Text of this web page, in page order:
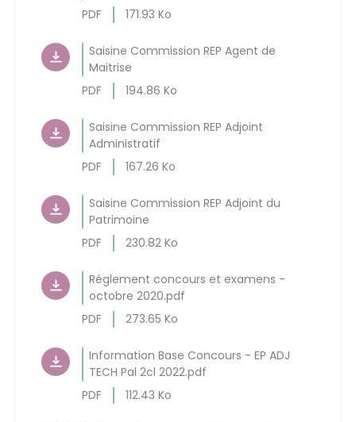
PDF
171.93 Ko
Saisine Commission REP Agent de
Maitrise
PDF
194.86 Ko
Saisine Commission REP Adjoint
Administratif
PDF
167.26 Ko
Saisine Commission REP Adjoint du
Patrimoine
PDF
230.82 Ko
Réglement concours et examens -
octobre 2020.pdf
PDF
273.65 Ko
Information Base Concours - EP ADJ
TECH Pal 2cl 2022.pdf
PDF
112.43 Ko